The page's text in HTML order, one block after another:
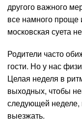
другого важного
все намного
московская суета
Родители часто
гости. Но у нас
Целая неделя в
выходных, чтобы
следующей неделе,
выезжать.